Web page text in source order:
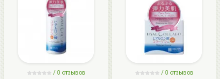
/ 0 отзывов / 0 отзывов